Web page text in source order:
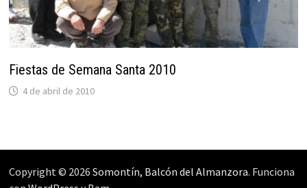
Fiestas de Semana Santa 2010
4 de abril de 2010
Copyright © 2026 Somontín, Balcón del Almanzora. Funciona